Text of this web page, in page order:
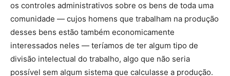
os controles administrativos sobre os bens de toda uma
comunidade — cujos homens que trabalham na produção
desses bens estão também economicamente
interessados neles — teríamos de ter algum tipo de
divisão intelectual do trabalho, algo que não seria
possível sem algum sistema que calculasse a produção.